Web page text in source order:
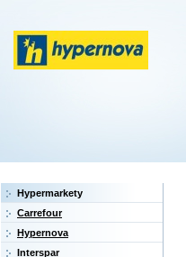
Hypermarkety
Carrefour
Hypernova
Interspar